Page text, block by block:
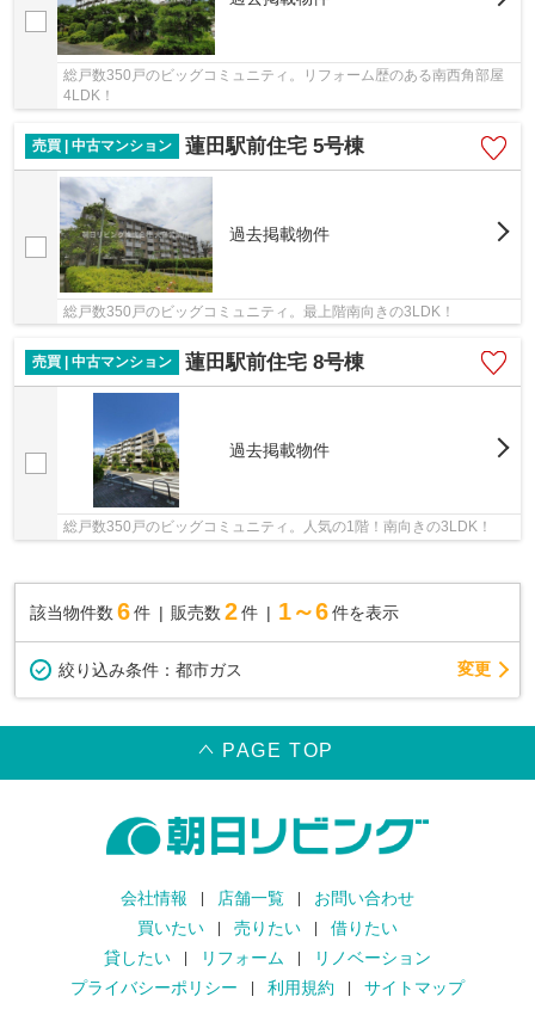
総戸数350戸のビッグコミュニティ。リフォーム歴のある南西角部屋
4LDK！
売買 | 中古マンション 蓮田駅前住宅 5号棟
過去掲載物件
総戸数350戸のビッグコミュニティ。最上階南向きの3LDK！
売買 | 中古マンション 蓮田駅前住宅 8号棟
過去掲載物件
総戸数350戸のビッグコミュニティ。人気の1階！南向きの3LDK！
該当物件数 6件 販売数 2 件 1～6 件を表示
絞り込み条件： 都市ガス 変更
PAGE TOP
会社情報 店舗一覧
お問い合わせ
買いたい
売りたい
借りたい
貸したい
リフォーム
リノベーション
プライバシーポリシー
利用規約 サイトマップ